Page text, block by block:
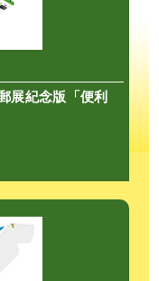
展紀念版「便利